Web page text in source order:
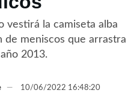
vestirá la camiseta alba
de meniscos que arrastra
2013.
10/06/2022 16:48:20